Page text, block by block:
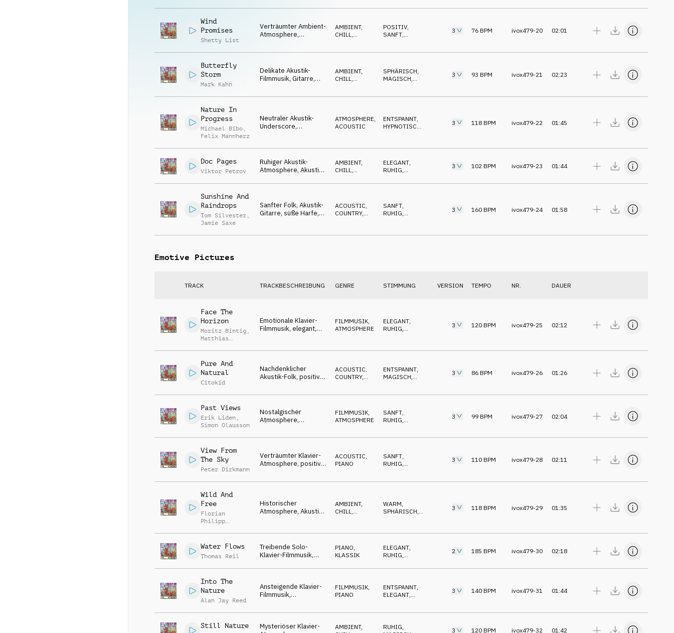
Arpeggio,
allgemeine Hoffnung
Wind
Promises
Shetty List
Verträumter Ambient-
Atmosphere,
beruhigende luftige
AMBIENT,
CHILL
POSITIV
SANFT
3 76 BPM ivox479-20 02:01
Butterfly
Storm
Mark Kahn
Delikate Akustik-
Filmmusik, Gitarre,
Cello, verträumte
AMBIENT,
CHILL
SPHÄRISCH
MAGISCH
3 93 BPM ivox479-21 02:23
Nature In
Progress
Michael Bibo ,
Felix Mannherz
Neutraler Akustik-
Underscore,
Fortschritt
ATMOSPHERE,
ACOUSTIC
ENTSPANNT,
HYPNOTISCH
NACHDENKLICH
3 118 BPM ivox479-22 01:45
Doc Pages
Viktor Petrov
Ruhiger Akustik-
Atmosphere, Akustik-
Klavier, optimistische
AMBIENT,
CHILL
ELEGANT
RUHIG
REPETITIV,
3 102 BPM ivox479-23 01:44
Sunshine And
Raindrops
Tom Silvester ,
Jamie Saxe
Sanfter Folk, Akustik-
Gitarre, süße Harfe,
ACOUSTIC,
COUNTRY,
SANFT,
RUHIG,
3 160 BPM ivox479-24 01:58
Emotive Pictures
TRACK TRACKBESCHREIBUNG GENRE STIMMUNG VERSION TEMPO NR. DAUER
Face The
Horizon
Moritz Bintig ,
Matthias
Emotionale Klavier-
Filmmusik, elegant,
FILMMUSIK,
ATMOSPHERE
ELEGANT,
RUHIG,
3 120 BPM ivox479-25 02:12
Pure And
Natural
Citokid
Nachdenklicher
Akustik-Folk, positive
Gitarren, ruhige
ACOUSTIC
COUNTRY,
ENTSPANNT
MAGISCH
3 86 BPM ivox479-26 01:26
Past Views
Erik Liden ,
Simon Olausson
Nostalgischer
Atmosphere,
subtile Streicher,
schicksalshaft
FILMMUSIK,
ATMOSPHERE
SANFT,
RUHIG,
3 99 BPM ivox479-27 02:04
View From
The Sky
Peter Dirkmann
Verträumter Klavier-
Atmosphere, positive
Panorama, luftig
ACOUSTIC
PIANO
SANFT
RUHIG
3 110 BPM ivox479-28 02:11
Wild And
Free
Florian
Philipp
Historischer
Atmosphere, Akustik-
heldenhaft
AMBIENT,
CHILL,
WARM,
SPHÄRISCH,
3 118 BPM ivox479-29 01:35
Water Flows
Thomas Reil
Treibende Solo-
Klavier-Filmmusik,
nachdenklich,
PIANO
KLASSIK
ELEGANT
RUHIG
DRAMATISCH
2 185 BPM ivox479-30 02:18
Into The
Nature
Alan Jay Reed
Ansteigende Klavier-
Filmmusik,
sphärisch, romantisch,
FILMMUSIK
PIANO
ENTSPANNT
ELEGANT
3 140 BPM ivox479-31 01:44
Still Nature
Mysteriöser Klavier-
AMBIENT,
RUHIG 3 120 BPM ivox479-32 01:42